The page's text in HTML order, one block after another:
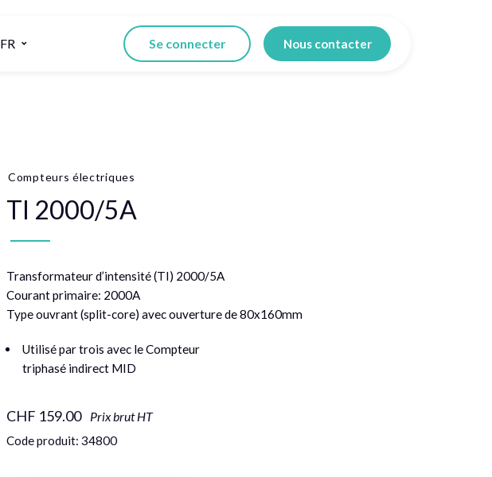
FR Se connecter Nous contacter
Compteurs électriques
TI 2000/5A
Transformateur d’intensité (TI) 2000/5A
Courant primaire: 2000A
Type ouvrant (split-core) avec ouverture de 80x160mm
Utilisé par trois avec le Compteur
triphasé indirect MID
CHF 159.00 Prix brut HT
Code produit: 34800